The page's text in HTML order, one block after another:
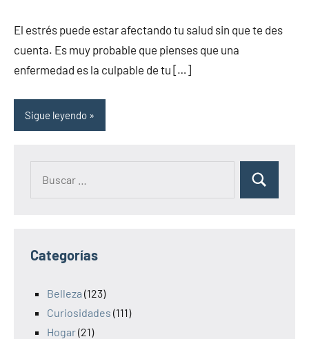
la
salud
comentarios
El estrés puede estar afectando tu salud sin que te des
cuenta. Es muy probable que pienses que una
enfermedad es la culpable de tu […]
Sigue leyendo
Categorías
Belleza (123)
Curiosidades (111)
Hogar(21)